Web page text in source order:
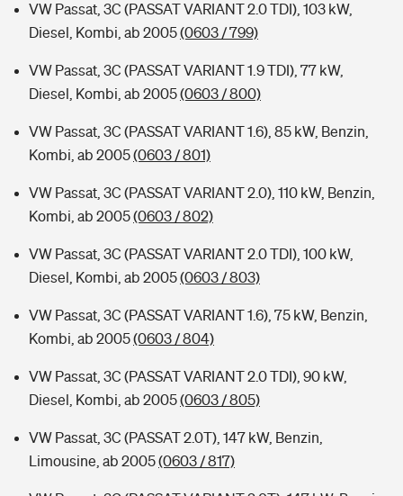
VW Passat, 3C (PASSAT VARIANT 2.0 TDI), 103 kW,
Diesel, Kombi, ab 2005(0603 / 799)
VW Passat, 3C (PASSAT VARIANT 1.9 TDI), 77 kW,
Diesel, Kombi, ab 2005(0603 / 800)
VW Passat, 3C (PASSAT VARIANT 1.6), 85 kW, Benzin,
Kombi, ab 2005(0603 / 801)
VW Passat, 3C (PASSAT VARIANT 2.0), 110 kW, Benzin,
Kombi, ab 2005(0603 / 802)
VW Passat, 3C (PASSAT VARIANT 2.0 TDI), 100 kW,
Diesel, Kombi, ab 2005(0603 / 803)
VW Passat, 3C (PASSAT VARIANT 1.6), 75 kW, Benzin,
Kombi, ab 2005(0603 / 804)
VW Passat, 3C (PASSAT VARIANT 2.0 TDI), 90 kW,
Diesel, Kombi, ab 2005(0603 / 805)
VW Passat, 3C (PASSAT 2.0T), 147 kW, Benzin,
Limousine, ab 2005(0603 / 817)